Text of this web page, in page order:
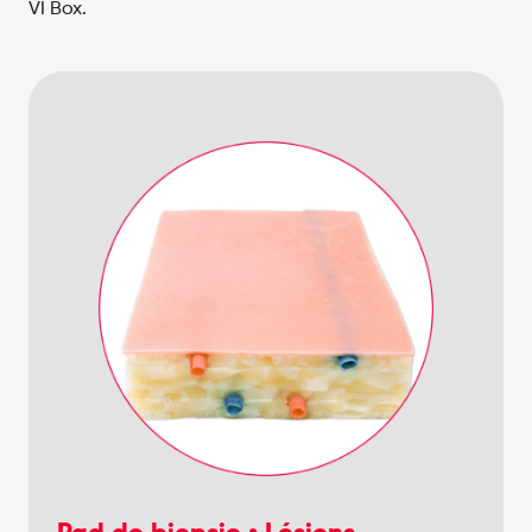
VI Box.